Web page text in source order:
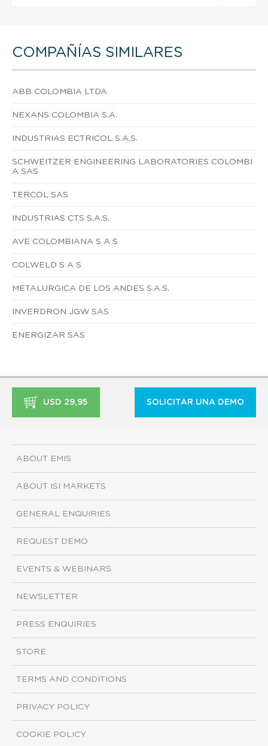
COMPAÑÍAS SIMILARES
ABB COLOMBIA LTDA
NEXANS COLOMBIA S.A.
INDUSTRIAS ECTRICOL S.A.S.
SCHWEITZER ENGINEERING LABORATORIES COLOMBI
A SAS
TERCOL SAS
INDUSTRIAS CTS S.A.S.
AVE COLOMBIANA S A S
COLWELD S A S
METALURGICA DE LOS ANDES S.A.S.
INVERDRON JGW SAS
ENERGIZAR SAS
USD 29,95 SOLICITAR UNA DEMO
ABOUT EMIS
ABOUT ISI MARKETS
GENERAL ENQUIRIES
REQUEST DEMO
EVENTS & WEBINARS
NEWSLETTER
PRESS ENQUIRIES
STORE
TERMS AND CONDITIONS
PRIVACY POLICY
COOKIE POLICY